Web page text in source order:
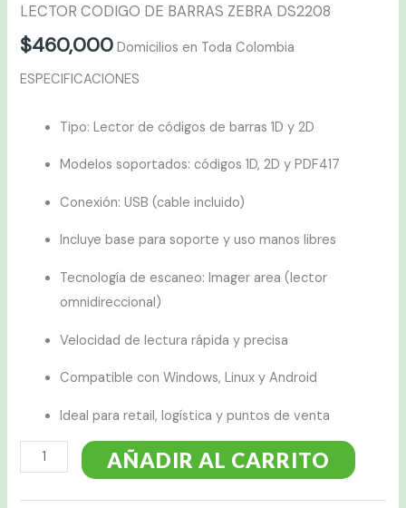
LECTOR CODIGO DE BARRAS ZEBRA DS2208
$460,000 Domicilios en Toda Colombia
ESPECIFICACIONES
Tipo: Lector de códigos de barras 1D y 2D
Modelos soportados: códigos 1D, 2D y PDF417
Conexión: USB (cable incluido)
Incluye base para soporte y uso manos libres
Tecnología de escaneo: Imager area (lector
omnidireccional)
Velocidad de lectura rápida y precisa
Compatible con Windows, Linux y Android
Ideal para retail, logística y puntos de venta
AÑADIR AL CARRITO